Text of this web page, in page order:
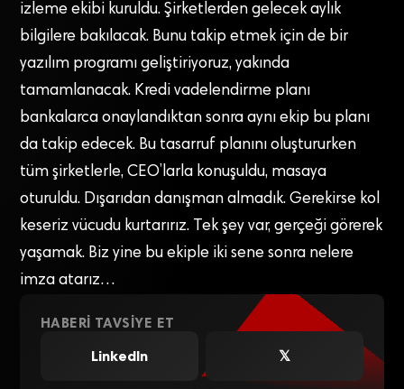
izleme ekibi kuruldu. Şirketlerden gelecek aylık
bilgilere bakılacak. Bunu takip etmek için de bir
yazılım programı geliştiriyoruz, yakında
tamamlanacak. Kredi vadelendirme planı
bankalarca onaylandıktan sonra aynı ekip bu planı
da takip edecek. Bu tasarruf planını oluştururken
tüm şirketlerle, CEO’larla konuşuldu, masaya
oturuldu. Dışarıdan danışman almadık. Gerekirse kol
keseriz vücudu kurtarırız. Tek şey var, gerçeği görerek
yaşamak. Biz yine bu ekiple iki sene sonra nelere
imza atarız…
HABERI TAVSIYE ET
LinkedIn
𝕏